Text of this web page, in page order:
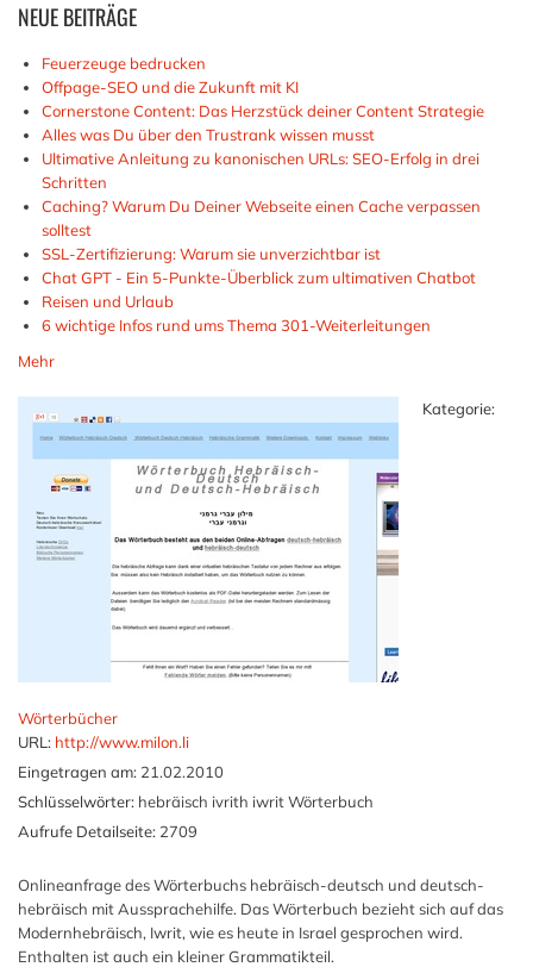
NEUEBEITRÄGE
Feuerzeuge bedrucken
Offpage-SEO und die Zukunft mit KI
Cornerstone Content: Das Herzstück deiner Content Strategie
Alles was Du über den Trustrank wissen musst
Ultimative Anleitung zu kanonischen URLs: SEO-Erfolg in drei
Schritten
Caching? Warum Du Deiner Webseite einen Cache verpassen
solltest
SSL-Zertifizierung: Warum sie unverzichtbar ist
Chat GPT - Ein 5-Punkte-Überblick zum ultimativen Chatbot
Reisen und Urlaub
6 wichtige Infos rund ums Thema 301-Weiterleitungen
Mehr
Kategorie:
Wörterbücher
URL: http://www.milon.li
Eingetragen am: 21.02.2010
Schlüsselwörter: hebräisch ivrith iwrit Wörterbuch
Aufrufe Detailseite: 2709
Onlineanfrage des Wörterbuchs hebräisch-deutsch und deutsch-
hebräisch mit Aussprachehilfe. Das Wörterbuch bezieht sich auf das
Modernhebräisch, Iwrit, wie es heute in Israel gesprochen wird.
Enthalten ist auch ein kleiner Grammatikteil.